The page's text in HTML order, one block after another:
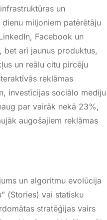
un
dienu miljoniem patērētāju
, Facebook un
bet arī jaunus produktus,
un reālu citu pircēju
reklāmas
investīcijas sociālo mediju
par vairāk nekā 23%,
augošajiem reklāmas
un algoritmu evolūcija
(Stories) vai statisku
stratēģijas vairs